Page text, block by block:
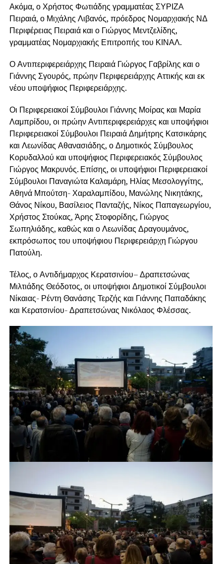
Ακόμα, ο Χρήστος Φωτιάδης γραμματέας ΣΥΡΙΖΑ
Πειραιά, ο Μιχάλης Λιβανός, πρόεδρος Νομαρχιακής ΝΔ
Περιφέρειας Πειραιά και ο Γιώργος Μεντζελίδης,
γραμματέας Νομαρχιακής Επιτροπής του ΚΙΝΑΛ.
Ο Αντιπεριφερειάρχης Πειραιά Γιώργος Γαβρίλης και ο
Γιάννης Σγουρός, πρώην Περιφερειάρχης Αττικής και εκ
νέου υποψήφιος Περιφερειάρχης.
Οι Περιφερειακοί Σύμβουλοι Γιάννης Μοίρας και Μαρία
Λαμπρίδου, οι πρώην Αντιπεριφερειάρχες και υποψήφιοι
Περιφερειακοί Σύμβουλοι Πειραιά Δημήτρης Κατσικάρης
και Λεωνίδας Αθανασιάδης, ο Δημοτικός Σύμβουλος
Κορυδαλλού και υποψήφιος Περιφερειακός Σύμβουλος
Γιώργος Μακρυνός. Επίσης, οι υποψήφιοι Περιφερειακοί
Σύμβουλοι Παναγιώτα Καλαμάρη, Ηλίας Μεσολογγίτης,
Αθηνά Μπούτση- Χαραλαμπίδου, Μανώλης Νικητάκης,
Θάνος Νίκου, Βασίλειος Πανταζής, Νίκος Παπαγεωργίου,
Χρήστος Στούκας, Άρης Στοφορίδης, Γιώργος
Σωπηλιάδης, καθώς και ο Λεωνίδας Δραγουμάνος,
εκπρόσωπος του υποψήφιου Περιφερειάρχη Γιώργου
Πατούλη.
Τέλος, ο Αντιδήμαρχος Κερατσινίου– Δραπετσώνας
Μιλτιάδης Θεόδοτος, οι υποψήφιοι Δημοτικοί Σύμβουλοι
Νίκαιας- Ρέντη Θανάσης Τερζής και Γιάννης Παπαδάκης
και Κερατσινίου- Δραπετσώνας Νικόλαος Φλέσσας.